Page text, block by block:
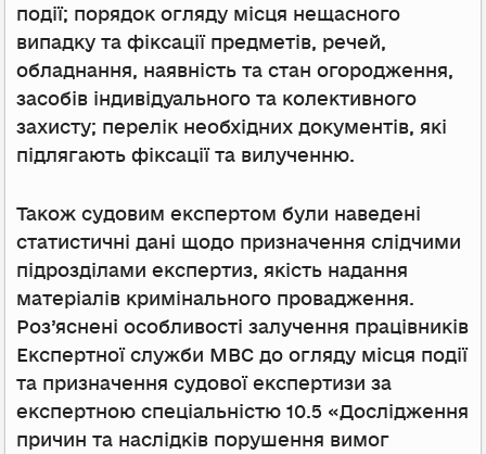
події; порядок огляду місця нещасного
випадку та фіксації предметів, речей,
обладнання, наявність та стан огородження,
засобів індивідуального та колективного
захисту; перелік необхідних документів, які
підлягають фіксації та вилученню.
Також судовим експертом були наведені
статистичні дані щодо призначення слідчими
підрозділами експертиз, якість надання
матеріалів кримінального провадження.
Роз’яснені особливості залучення працівників
Експертної служби МВС до огляду місця події
та призначення судової експертизи за
експертною спеціальністю 10.5 «Дослідження
причин та наслідків порушення вимог